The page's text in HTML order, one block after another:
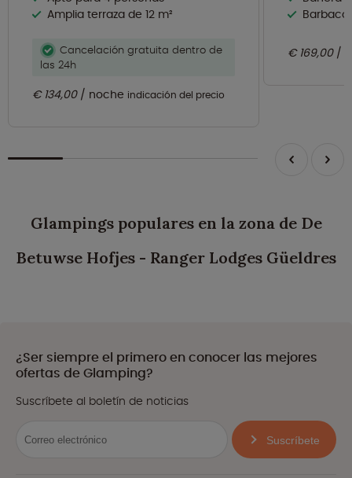
Amplia terraza de 12 m²
Cancelación gratuita dentro de
las 24h
€ 134,00 noche indicación del precio
€ 169,00
Glampings populares en la zona de De
Betuwse Hofjes - Ranger Lodges Güeldres
¿Ser siempre el primero en conocer las mejores
ofertas de Glamping?
Suscríbete al boletín de noticias
Suscríbete